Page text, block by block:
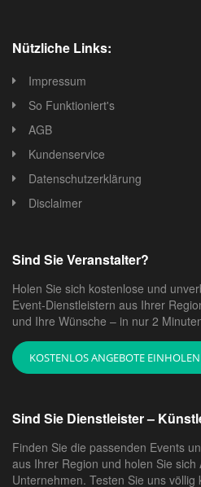
Nützliche Links:
Impressum
So Funktioniert's
AGB
Kundenservice
Datenschutzerklärung
Disclaimer
Sind Sie Veranstalter?
Holen Sie sich kostenlose und
Event-Dienstleistern aus Ihrer
und Ihre Wünsche – in nur 2
KOSTENLOS ANGEBOTE
Sind Sie Dienstleister –
Finden Sie die passenden Events
aus Ihrer Region und holen Sie
Unternehmen. Testen Sie uns